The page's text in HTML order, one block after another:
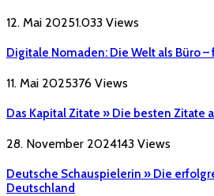
12. Mai 20251.033 Views
Digitale Nomaden: Die Welt als Büro
11. Mai 2025376 Views
Das Kapital Zitate » Die besten Zitate
28. November 2024143 Views
Deutsche Schauspielerin » Die
Deutschland